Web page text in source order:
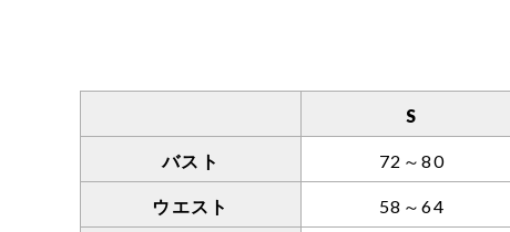
S
バスト 72～80
ウエスト 58～64